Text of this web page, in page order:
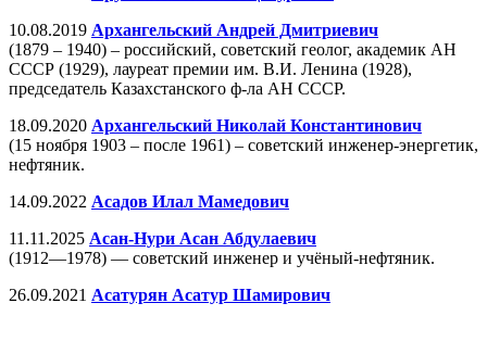
10.08.2019 Архангельский Андрей Дмитриевич
(1879 – 1940) – российский, советский геолог, академик АН
СССР (1929), лауреат премии им. В.И. Ленина (1928),
председатель Казахстанского ф-ла АН СССР.
18.09.2020 Архангельский Николай Константинович
(15 ноября 1903 – после 1961) – советский инженер-энергетик,
нефтяник.
14.09.2022 Асадов Илал Мамедович
11.11.2025 Асан-Нури Асан Абдулаевич
(1912—1978) — советский инженер и учёный-нефтяник.
26.09.2021 Асатурян Асатур Шамирович